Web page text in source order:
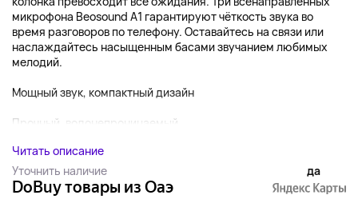
микрофона Beosound A1 гарантируют чёткость звука во
время разговоров по телефону. Оставайтесь на связи или
наслаждайтесь насыщенным басами звучанием любимых
мелодий.
Мощный звук, компактный дизайн
Прочный, водонепроницаемый...
Читать описание
Уточнить наличие
да